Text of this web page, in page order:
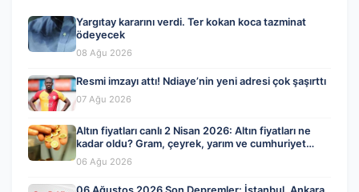
Yargıtay kararını verdi. Ter kokan koca tazminat
ödeyecek
08 Ağu 2026
Resmi imzayı attı! Ndiaye’nin yeni adresi çok şaşırttı
07 Ağu 2026
Altın fiyatları canlı 2 Nisan 2026: Altın fiyatları ne
kadar oldu? Gram, çeyrek, yarım ve cumhuriyet
altını alış satış fiyatları
06 Ağu 2026